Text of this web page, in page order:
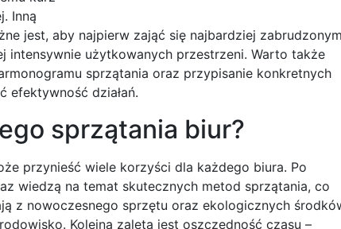
Inną
jest, aby najpierw zająć się najbardziej
intensywnie użytkowanych przestrzeni. Warto także
sprzątania oraz przypisanie konkretnych
efektywność działań.
sprzątania biur?
przynieść wiele korzyści dla każdego biura. Po
wiedzą na temat skutecznych metod sprzątania, co
z nowoczesnego sprzętu oraz ekologicznych
Kolejną zaletą jest oszczędność czasu –